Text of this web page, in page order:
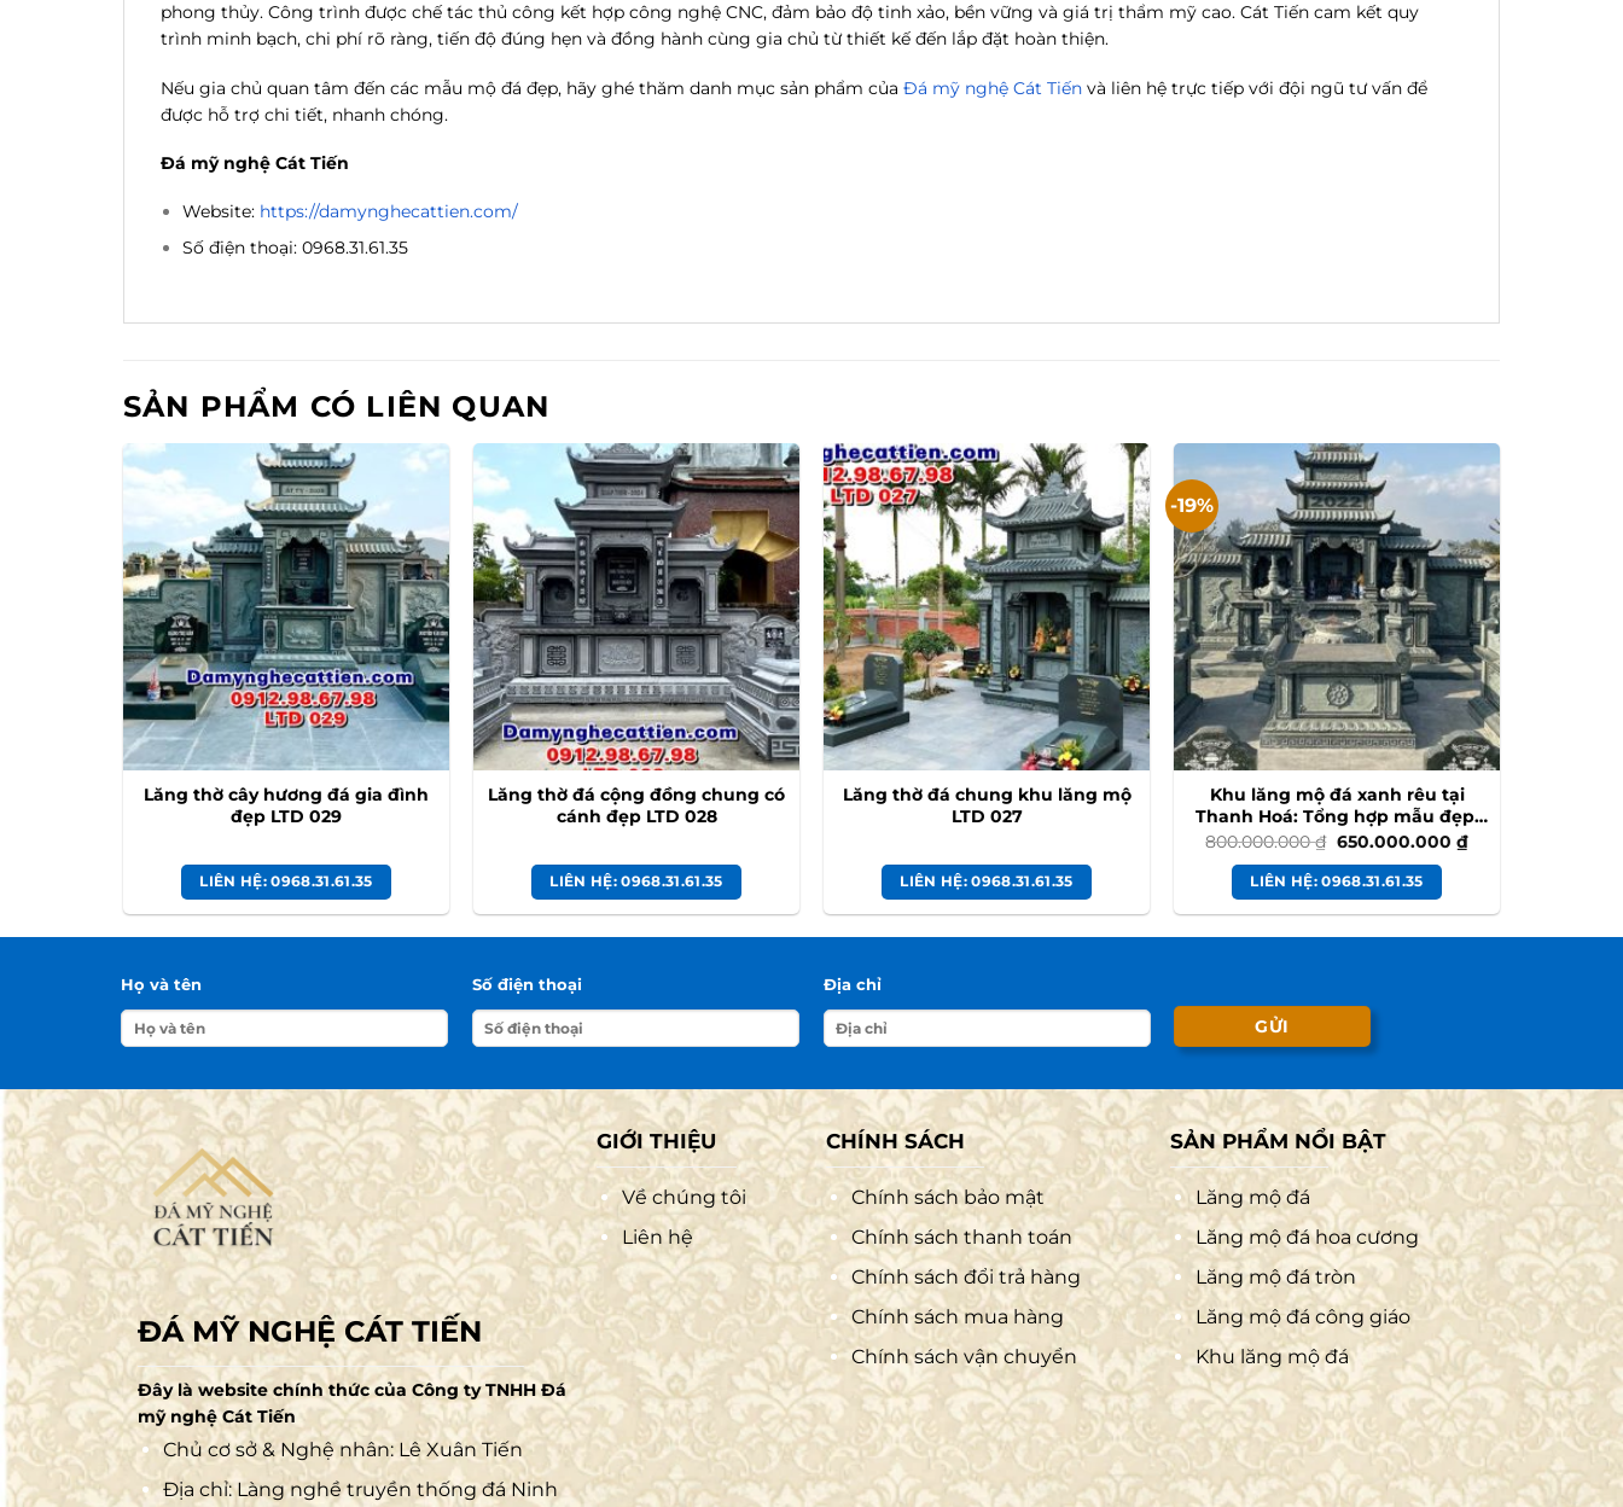
phong thủy. Công trình được chế tác thủ công kết hợp công nghệ CNC, đảm bảo độ tinh xảo, bền vững và giá trị thẩm mỹ cao. Cát Tiến cam kết quy
trình minh bạch, chi phí rõ ràng, tiến độ đúng hẹn và đồng hành cùng gia chủ từ thiết kế đến lắp đặt hoàn thiện.
Nếu gia chủ quan tâm đến các mẫu mộ đá đẹp, hãy ghé thăm danh mục sản phẩm của Đá mỹ nghệ Cát Tiến và liên hệ trực tiếp với đội ngũ tư vấn để
được hỗ trợ chi tiết, nhanh chóng.
Đá mỹ nghệ Cát Tiến
Website: https://damynghecattien.com/
Số điện thoại: 0968.31.61.35
SẢN PHẨM CÓ LIÊN QUAN
Lăng thờ cây hương đá gia đình
đẹp LTD 029
LIÊN HỆ: 0968.31.61.35
Lăng thờ đá cộng đồng chung có
cánh đẹp LTD 028
LIÊN HỆ: 0968.31.61.35
Lăng thờ đá chung khu lăng mộ
LTD 027
LIÊN HỆ: 0968.31.61.35
-19%
Khu lăng mộ đá xanh rêu tại
Thanh Hoá: Tổng hợp mẫu đẹp,
giá tốt 2026
800.000.000₫ Giá
là:
800.000.000 ₫.
650.000.000 ₫Giá
650.000.000 ₫.
LIÊN HỆ: 0968.31.61.35
Họ và tên Số điện thoại Địa chỉ
ĐÁ MỸ NGHỆ CÁT TIẾN
Đây là website chính thức của Công ty TNHH Đá
mỹ nghệ Cát Tiến
Chủ cơ sở & Nghệ nhân: Lê Xuân Tiến
Địa chỉ: Làng nghề truyền thống đá Ninh
GIỚI THIỆU
Về chúng tôi
Liên hệ
CHÍNH SÁCH
Chính sách bảo mật
Chính sách thanh toán
Chính sách đổi trả hàng
Chính sách mua hàng
Chính sách vận chuyển
SẢN PHẨM NỔI BẬT
Lăng mộ đá
Lăng mộ đá hoa cương
Lăng mộ đá tròn
Lăng mộ đá công giáo
Khu lăng mộ đá